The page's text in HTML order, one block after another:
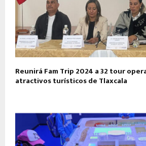
Reunirá Fam Trip 2024 a 32 tour
atractivos turísticos de Tlaxcala